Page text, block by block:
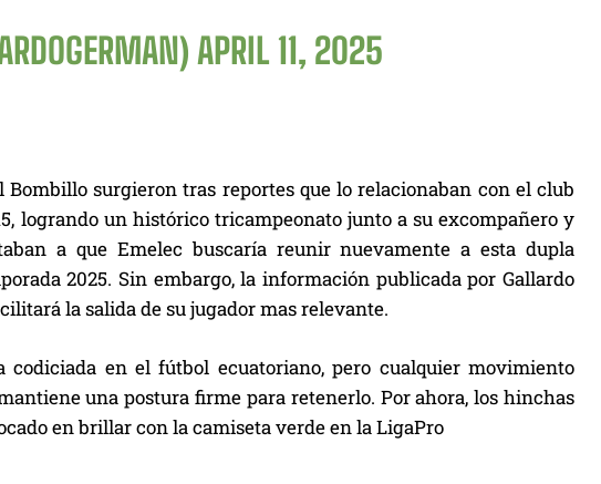
APRIL 11, 2025
surgieron tras reportes que lo relacionaban con el club
logrando un histórico tricampeonato junto a su excompañero y
a que Emelec buscaría reunir nuevamente a esta dupla
2025. Sin embargo, la información publicada por Gallardo
la salida de su jugador mas relevante.
codiciada en el fútbol ecuatoriano, pero cualquier movimiento
una postura firme para retenerlo. Por ahora, los hinchas
en brillar con la camiseta verde en la LigaPro